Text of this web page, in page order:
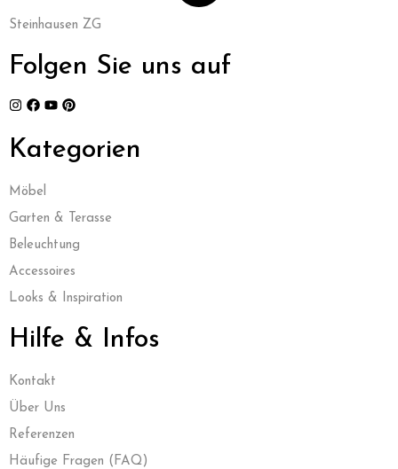
Steinhausen ZG
Folgen Sie uns auf
Kategorien
Möbel
Garten & Terasse
Beleuchtung
Accessoires
Looks & Inspiration
Hilfe & Infos
Kontakt
Über Uns
Referenzen
Häufige Fragen (FAQ)